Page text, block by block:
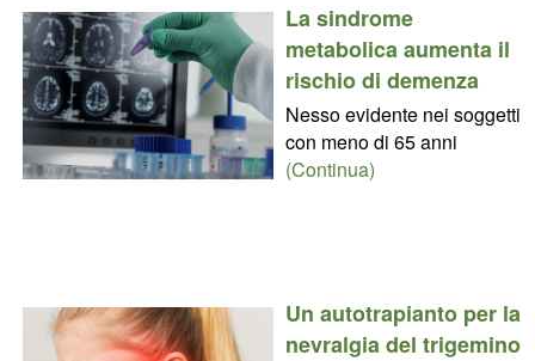
La sindrome
metabolica aumenta il
rischio di demenza
Nesso evidente nei soggetti
con meno di 65 anni
(Continua)
Un autotrapianto per la
nevralgia del trigemino